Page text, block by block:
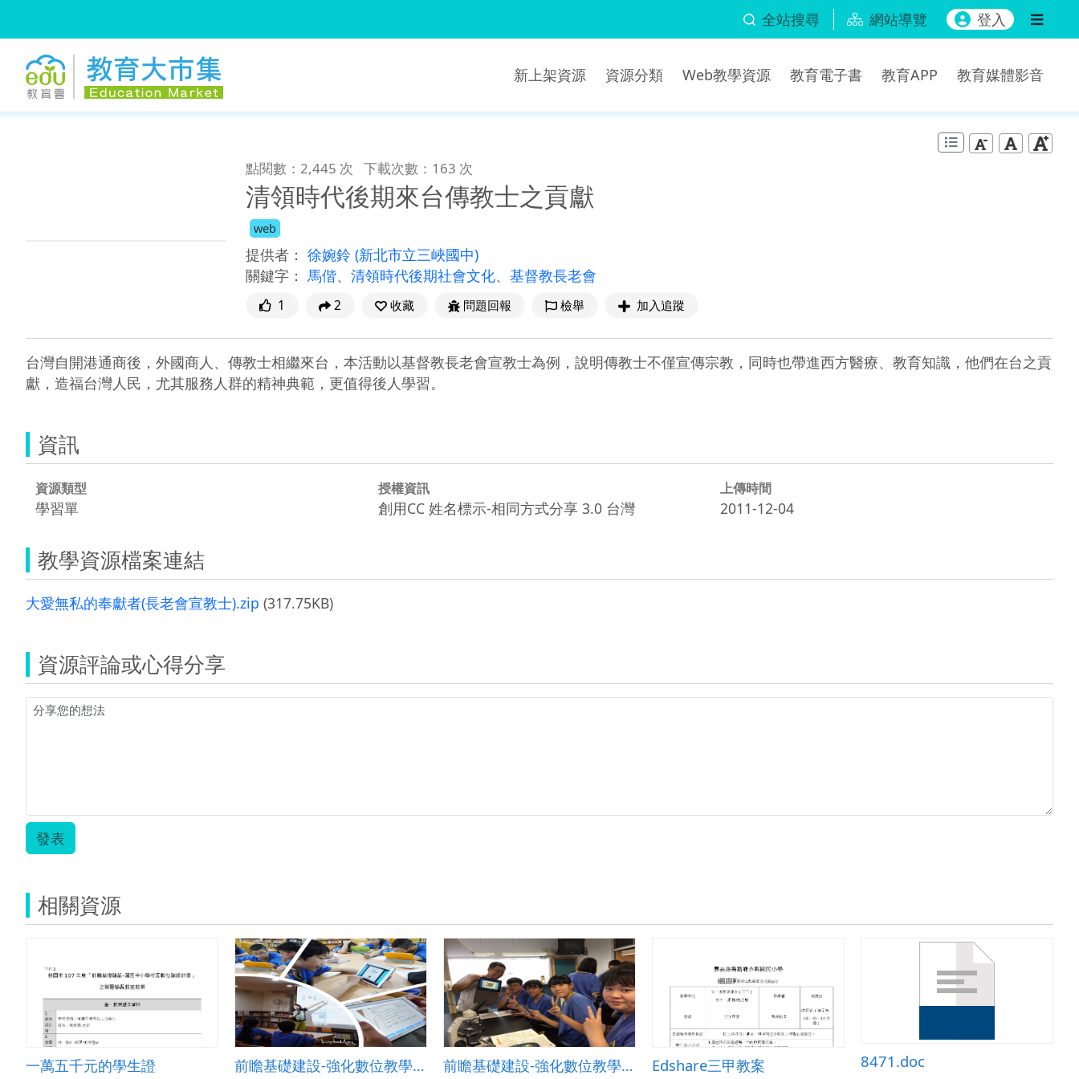
全站搜尋 網站導覽 登入
新上架資源 資源分類 Web教學資源 教育電子書 教育APP 教育媒體影音
點閱數：2,445 次 下載次數：163 次
清領時代後期來台傳教士之貢獻
web
提供者： 徐婉鈴 (新北市立三峽國中)
關鍵字： 馬偕、 清領時代後期社會文化、 基督教長老會
1 2 收藏 問題回報 檢舉 加入追蹤
台灣自開港通商後，外國商人、傳教士相繼來台，本活動以基督教長老會宣教士為例，說明傳教士不僅宣傳宗教，同時也帶進西方醫療、教育知識，他們在台之貢
獻，造福台灣人民，尤其服務人群的精神典範，更值得後人學習。
資訊
資源類型
學習單
授權資訊
創用CC 姓名標示-相同方式分享 3.0 台灣
上傳時間
2011-12-04
教學資源檔案連結
大愛無私的奉獻者(長老會宣教士).zip (317.75KB)
資源評論或心得分享
發表
相關資源
一萬五千元的學生證 前瞻基礎建設-強化數位教學暨學習資訊應用環境計畫-英文繪本I can handle it! 前瞻基礎建設-強化數位教學暨學習資訊應用環境計畫-Holiyo融入創意發想課程-瑪莉歐死亡森林大冒險 Edshare三甲教案 8471.doc